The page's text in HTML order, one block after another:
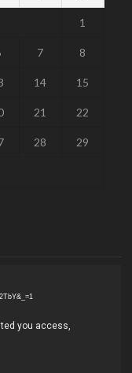
1
7 8
14 15
21 22
28 29